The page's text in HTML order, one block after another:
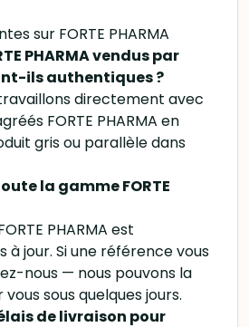
sur FORTE PHARMA
PHARMA vendus par
ils authentiques ?
travaillons directement avec
FORTE PHARMA en
gris ou parallèle dans
la gamme FORTE
PHARMA est
à jour. Si une référence vous
nous — nous pouvons la
sous quelques jours.
de livraison pour